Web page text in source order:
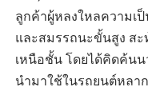
ลูกค้าผู้หลงใหลความเ
และสมรรถนะขั้นสูง ส
เหนือชั้น โดยได้คิดค้น
นำมาใช้ในรถยนต์หลา